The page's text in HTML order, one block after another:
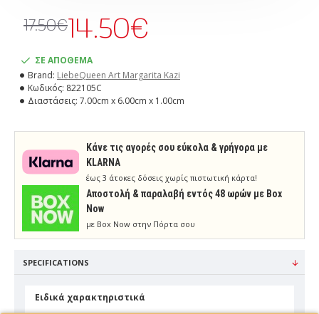
ΣΕ ΑΠΟΘΕΜΑ
Brand: LiebeQueen Art Margarita Kazi
Κωδικός: 822105C
Διαστάσεις: 7.00cm x 6.00cm x 1.00cm
14.50€
17.50€
Κάνε τις αγορές σου εύκολα & γρήγορα με
KLARNA
έως 3 άτοκες δόσεις χωρίς πιστωτική κάρτα!
Aποστολή & παραλαβή εντός 48 ωρών με Box
Now
με Box Now στην Πόρτα σου
SPECIFICATIONS
Ειδικά χαρακτηριστικά